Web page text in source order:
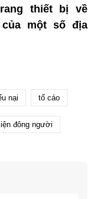
thiết bị về
của một số địa
nại tố cáo
đông người